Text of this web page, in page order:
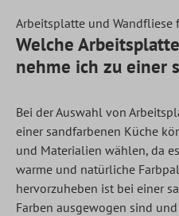
Arbeitsplatte und Wandfliese
Welche
nehme ich zu einer
Bei der Auswahl von
einer sandfarbenen Küche
und Materialien wählen, da
warme und natürliche
hervorzuheben ist bei einer
Farben ausgewogen sind